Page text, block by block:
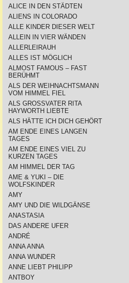
ALICE IN DEN STÄDTEN
ALIENS IN COLORADO
ALLE KINDER DIESER WELT
ALLEIN IN VIER WÄNDEN
ALLERLEIRAUH
ALLES IST MÖGLICH
ALMOST FAMOUS – FAST
BERÜHMT
ALS DER WEIHNACHTSMANN
VOM HIMMEL FIEL
ALS GROSSVATER RITA
HAYWORTH LIEBTE
ALS HÄTTE ICH DICH GEHÖRT
AM ENDE EINES LANGEN
TAGES
AM ENDE EINES VIEL ZU
KURZEN TAGES
AM HIMMEL DER TAG
AME & YUKI – DIE
WOLFSKINDER
AMY
AMY UND DIE WILDGÄNSE
ANASTASIA
DAS ANDERE UFER
ANDRÉ
ANNA ANNA
ANNA WUNDER
ANNE LIEBT PHILIPP
ANTBOY